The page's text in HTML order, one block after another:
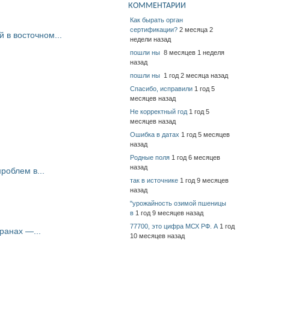
в восточном...
в...
—...
КОММЕНТАРИИ
Как бырать орган
сертификации? 2 месяца 2
недели назад
пошли ны 8 месяцев 1 неделя
назад
пошли ны 1 год 2 месяца назад
Спасибо, исправили 1 год 5
месяцев назад
Не корректный год 1 год 5
месяцев назад
Ошибка в датах 1 год 5 месяцев
назад
Родные поля 1 год 6 месяцев
назад
так в источнике 1 год 9 месяцев
назад
"урожайность озимой пшеницы
в 1 год 9 месяцев назад
77700, это цифра МСХ РФ. А 1 год
10 месяцев назад